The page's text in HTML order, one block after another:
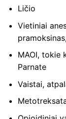
Ličio
Vietiniai
MAOI, tokie
Parnate
Vaistai,